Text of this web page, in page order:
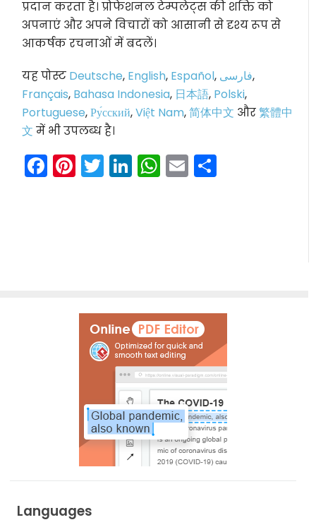
प्रदान करता है। प्रोफेशनल टेम्पलेट्स की शक्ति को
अपनाएं और अपने विचारों को आसानी से दृश्य रूप से
आकर्षक रचनाओं में बदलें।
यह पोस्ट Deutsche, English, Español, فارسی,
Français, Bahasa Indonesia, 日本語, Polski,
Portuguese,Ру́сский,Việt Nam,简体中文 और繁體中
文 में भी उपलब्ध है।
Facebook
Pinterest
Twitter
LinkedIn
WhatsApp
Email
Languages